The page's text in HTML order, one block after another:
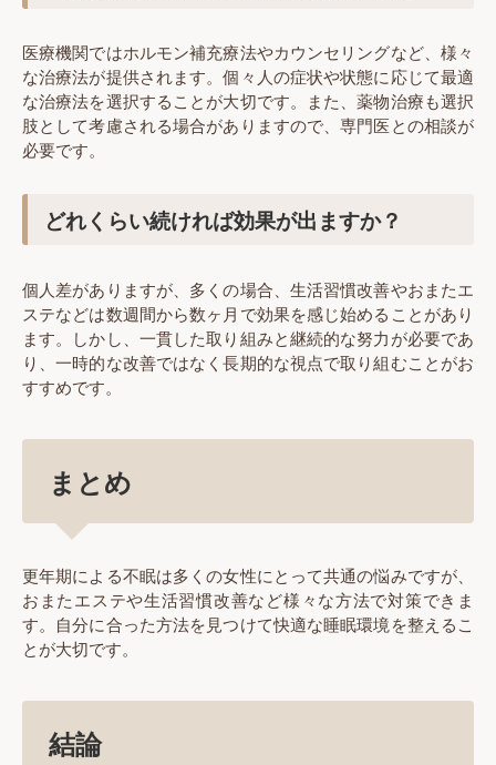
医療機関ではホルモン補充療法やカウンセリングなど、様々
な治療法が提供されます。個々人の症状や状態に応じて最適
な治療法を選択することが大切です。また、薬物治療も選択
肢として考慮される場合がありますので、専門医との相談が
必要です。
どれくらい続ければ効果が出ますか？
個人差がありますが、多くの場合、生活習慣改善やおまたエ
ステなどは数週間から数ヶ月で効果を感じ始めることがあり
ます。しかし、一貫した取り組みと継続的な努力が必要であ
り、一時的な改善ではなく長期的な視点で取り組むことがお
すすめです。
まとめ
更年期による不眠は多くの女性にとって共通の悩みですが、
おまたエステや生活習慣改善など様々な方法で対策できま
す。自分に合った方法を見つけて快適な睡眠環境を整えるこ
とが大切です。
結論